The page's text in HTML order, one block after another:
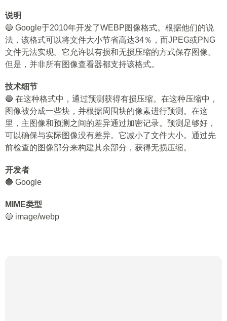
说明
🔵 Google于2010年开发了WEBP图像格式。根据他们的说
法，该格式可以将文件大小节省高达34％，而JPEG或PNG
文件无法实现。它允许以有损和无损压缩的方式保存图像。
但是，并非所有图像查看器都支持该格式。
技术细节
🔵 在这种格式中，通过预测获得有损压缩。在这种压缩中，
图像被分成一些块，并根据周围块的像素进行预测。在这
里，主图像和预测之间的差异通过加密记录。预测足够好，
可以确保与实际图像没有差异。它减小了文件大小。通过先
前检查的图像部分来构建其余部分，获得无损压缩。
开发者
🔵 Google
MIME类型
🔵 image/webp